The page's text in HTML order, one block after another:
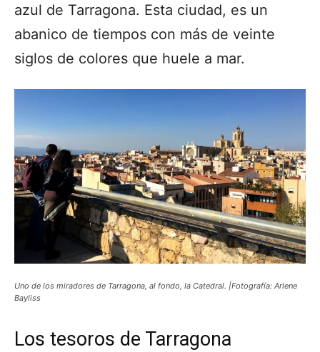
azul de Tarragona. Esta ciudad, es un
abanico de tiempos con más de veinte
siglos de colores que huele a mar.
Uno de los miradores de Tarragona, al fondo, la Catedral. |Fotografía: Arlene
Bayliss
Los tesoros de Tarragona